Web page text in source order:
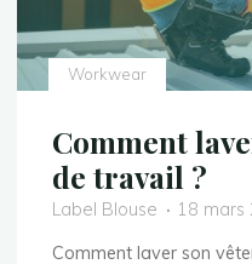
Workwear
Comment
de travail ?
Label Blouse
18 mars
Comment laver son